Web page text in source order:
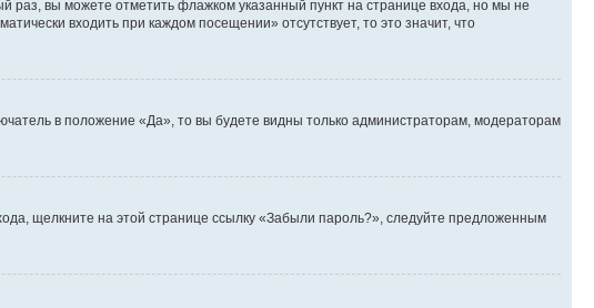
раз, вы можете отметить флажком указанный пункт на странице входа, но мы не
входить при каждом посещении» отсутствует, то это значит, что
в положение «Да», то вы будете видны только администраторам, модераторам
щелкните на этой странице ссылку «Забыли пароль?», следуйте предложенным